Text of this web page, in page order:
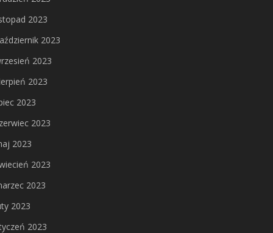
2023
2023
2023
2023
2023
2023
2023
2023
2023
2023
2023